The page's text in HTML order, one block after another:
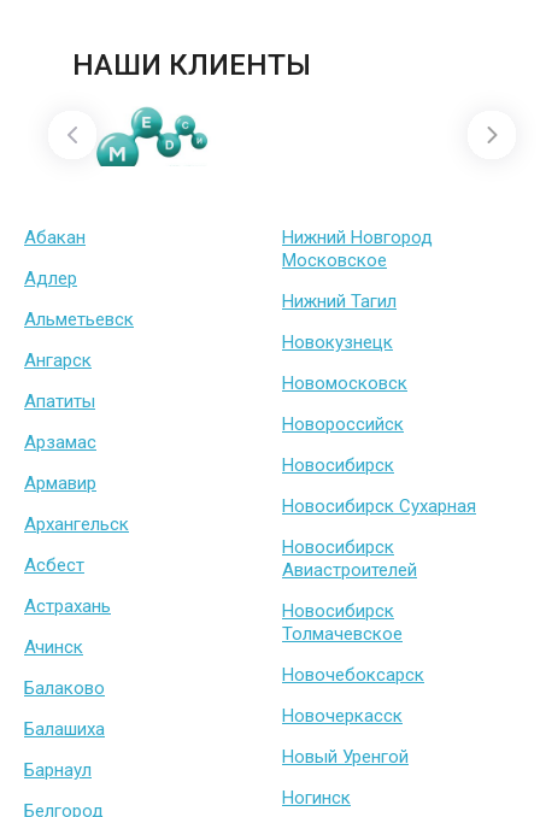
НАШИ КЛИЕНТЫ
Абакан
Адлер
Альметьевск
Ангарск
Апатиты
Арзамас
Армавир
Архангельск
Асбест
Астрахань
Ачинск
Балаково
Балашиха
Барнаул
Белгород
Нижний Новгород
Московское
Нижний Тагил
Новокузнецк
Новомосковск
Новороссийск
Новосибирск
Новосибирск Сухарная
Новосибирск
Авиастроителей
Новосибирск
Толмачевское
Новочебоксарск
Новочеркасск
Новый Уренгой
Ногинск